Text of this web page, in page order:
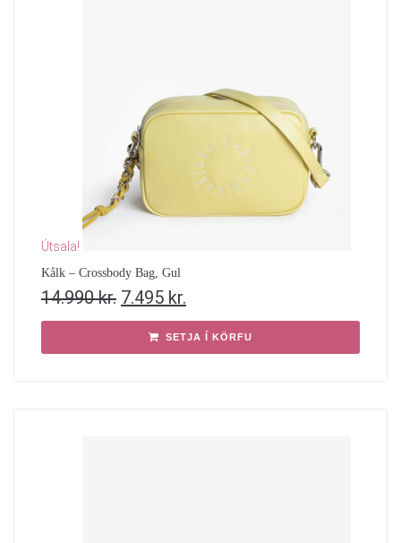
Útsala!
Kålk – Crossbody Bag, Gul
14.990kr. 7.495 kr.
SETJA Í KÖRFU